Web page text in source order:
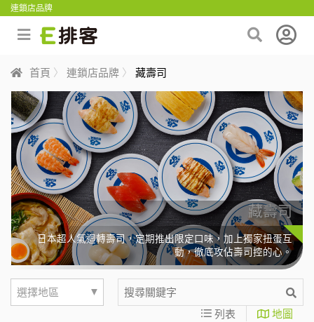
連鎖店品牌
首頁 連鎖店品牌 藏壽司
藏壽司
日本超人氣迴轉壽司，定期推出限定口味，加上獨家扭蛋互
動，徹底攻佔壽司控的心。
選擇地區
▼
列表
地圖